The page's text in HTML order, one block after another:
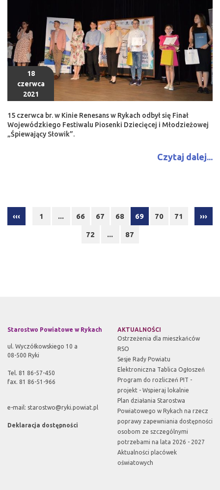
18
czerwca
2021
15 czerwca br. w Kinie Renesans w Rykach odbył się Finał
Wojewódzkiego Festiwalu Piosenki Dziecięcej i Młodzieżowej
„Śpiewający Słowik”.
Czytaj dalej...
‹‹‹ 1 ... 66 67 68 69 70 71
72 ... 87
›››
Starostwo Powiatowe w Rykach
ul. Wyczółkowskiego 10 a
08-500 Ryki
Tel. 81 86-57-450
fax. 81 86-51-966
e-mail: starostwo@ryki.powiat.pl
Deklaracja dostępności
AKTUALNOŚCI
Ostrzeżenia dla mieszkańców
RSO
Sesje Rady Powiatu
Elektroniczna Tablica Ogłoszeń
Program do rozliczeń PIT -
projekt - Wspieraj lokalnie
Plan działania Starostwa
Powiatowego w Rykach na rzecz
poprawy zapewniania dostępności
osobom ze szczególnymi
potrzebami na lata 2026 - 2027
Aktualności placówek
oświatowych